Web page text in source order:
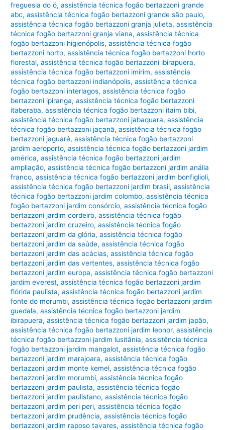
freguesia do ó,assistência técnica fogão bertazzoni grande
abc,assistência técnica fogão bertazzoni grande são paulo,
assistência técnica fogão bertazzoni granja julieta,assistência
técnica fogão bertazzoni granja viana,assistência técnica
fogão bertazzoni higienópolis,assistência técnica fogão
bertazzoni horto,assistência técnica fogão bertazzoni horto
florestal,assistência técnica fogão bertazzoni ibirapuera,
assistência técnica fogão bertazzoni imirim,assistência
técnica fogão bertazzoni indianópolis,assistência técnica
fogão bertazzoni interlagos,assistência técnica fogão
bertazzoni ipiranga,assistência técnica fogão bertazzoni
itaberaba,assistência técnica fogão bertazzoni itaim bibi,
assistência técnica fogão bertazzoni jabaquara,assistência
técnica fogão bertazzoni jaçanã,assistência técnica fogão
bertazzoni jaguaré,assistência técnica fogão bertazzoni
jardim aeroporto,assistência técnica fogão bertazzoni jardim
américa,assistência técnica fogão bertazzoni jardim
ampliação,assistência técnica fogão bertazzoni jardim anália
franco,assistência técnica fogão bertazzoni jardim bonfiglioli,
assistência técnica fogão bertazzoni jardim brasil,assistência
técnica fogão bertazzoni jardim colombo,assistência técnica
fogão bertazzoni jardim consórcio,assistência técnica fogão
bertazzoni jardim cordeiro,assistência técnica fogão
bertazzoni jardim cruzeiro,assistência técnica fogão
bertazzoni jardim da glória,assistência técnica fogão
bertazzoni jardim da saúde,assistência técnica fogão
bertazzoni jardim das acácias,assistência técnica fogão
bertazzoni jardim das vertentes,assistência técnica fogão
bertazzoni jardim europa,assistência técnica fogão bertazzoni
jardim everest,assistência técnica fogão bertazzoni jardim
flórida paulista,assistência técnica fogão bertazzoni jardim
fonte do morumbi,assistência técnica fogão bertazzoni jardim
guedala,assistência técnica fogão bertazzoni jardim
ibirapuera,assistência técnica fogão bertazzoni jardim japão,
assistência técnica fogão bertazzoni jardim leonor,assistência
técnica fogão bertazzoni jardim lusitânia,assistência técnica
fogão bertazzoni jardim mangalot,assistência técnica fogão
bertazzoni jardim marajoara,assistência técnica fogão
bertazzoni jardim monte kemel,assistência técnica fogão
bertazzoni jardim morumbi,assistência técnica fogão
bertazzoni jardim paulista,assistência técnica fogão
bertazzoni jardim paulistano,assistência técnica fogão
bertazzoni jardim peri peri,assistência técnica fogão
bertazzoni jardim prudência,assistência técnica fogão
bertazzoni jardim raposo tavares,assistência técnica fogão